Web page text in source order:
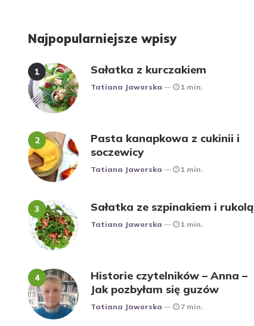
Najpopularniejsze wpisy
Sałatka z kurczakiem
Posted
Tatiana Jaworska 1 min.
Pasta kanapkowa z cukinii i
soczewicy
Posted
Tatiana Jaworska 1 min.
Sałatka ze szpinakiem i rukolą
Posted
Tatiana Jaworska 1 min.
Historie czytelników – Anna –
Jak pozbyłam się guzów
Posted
Tatiana Jaworska 7 min.